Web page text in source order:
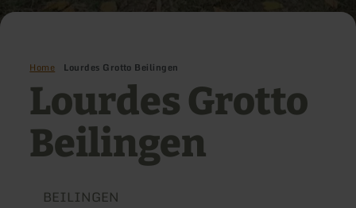
Home Lourdes Grotto Beilingen
Lourdes Grotto
Beilingen
BEILINGEN